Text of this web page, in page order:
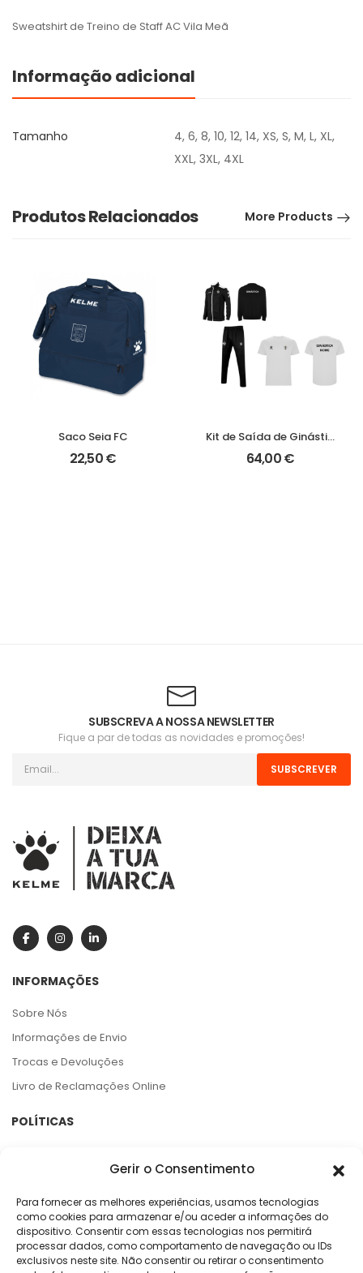
Gerir o Consentimento
Para fornecer as melhores experiências, usamos tecnologias
como cookies para armazenar e/ou aceder a informações do
dispositivo. Consentir com essas tecnologias nos permitirá
processar dados, como comportamento de navegação ou IDs
exclusivos neste site. Não consentir ou retirar o consentimento
Sweatshirt de Treino de Staff AC Vila Meã
Informação adicional
Tamanho
4, 6, 8, 10, 12, 14, XS, S, M, L, XL,
XXL, 3XL, 4XL
Produtos Relacionados More Products
Saco Seia FC
22,50€
Kit de Saída de Ginástica Personalizada AD Sanjoanense
64,00€
INFORMAÇÕES
Sobre Nós
Informações de Envio
Trocas e Devoluções
Livro de Reclamações Online
POLÍTICAS
Política de Privacidade
Política de Cookies
Centro de Arbitragem e RAL
APOIO AO CLIENTE
SUBSCREVA A NOSSA NEWSLETTER
Fique a par de todas as novidades e promoções!
SUBSCREVER